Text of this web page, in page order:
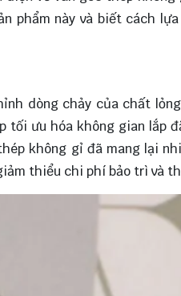
phẩm này và biết cách lựa
dòng chảy của chất
tối ưu hóa không gian lắp
không gỉ đã mang lại
thiểu chi phí bảo trì và